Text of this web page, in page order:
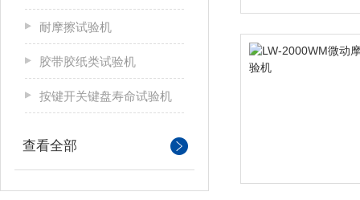
耐摩擦试验机
胶带胶纸类试验机
按键开关键盘寿命试验机
查看全部